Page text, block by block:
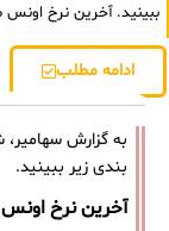
ببینید. آخرین نرخ اونس طلا هر
ادامه مطلب
به گزارش سهامیر،
بندی زیر ببینید.
آخرین نرخ اونس